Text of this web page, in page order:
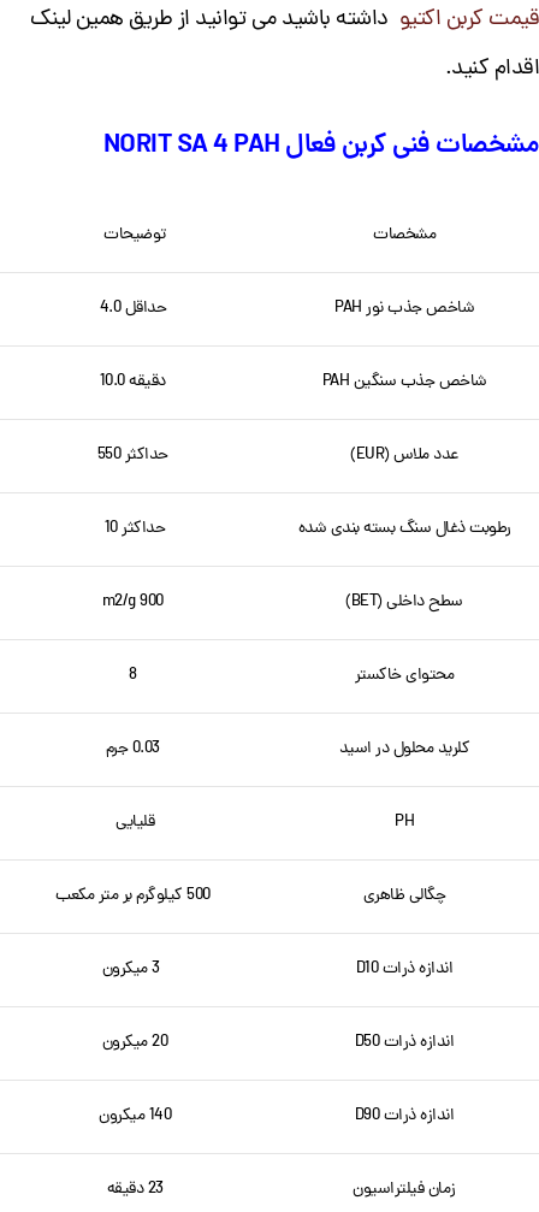
قیمت کربن اکتیو داشته باشید می توانید از طریق همین لینک
اقدام کنید.
مشخصات فنی کربن فعال NORIT SA 4 PAH
مشخصات توضیحات
شاخص جذب نور PAH حداقل 4.0
شاخص جذب سنگین PAH دقیقه 10.0
عدد ملاس (EUR) حداکثر 550
رطوبت ذغال سنگ بسته بندی شده حداکثر 10
سطح داخلی (BET) 900 m2/g
محتوای خاکستر 8
کلرید محلول در اسید 0.03 جرم
PH قلیایی
چگالی ظاهری 500 کیلوگرم بر متر مکعب
اندازه ذرات D10 3 میکرون
اندازه ذرات D50 20 میکرون
اندازه ذرات D90 140 میکرون
زمان فیلتراسیون 23 دقیقه